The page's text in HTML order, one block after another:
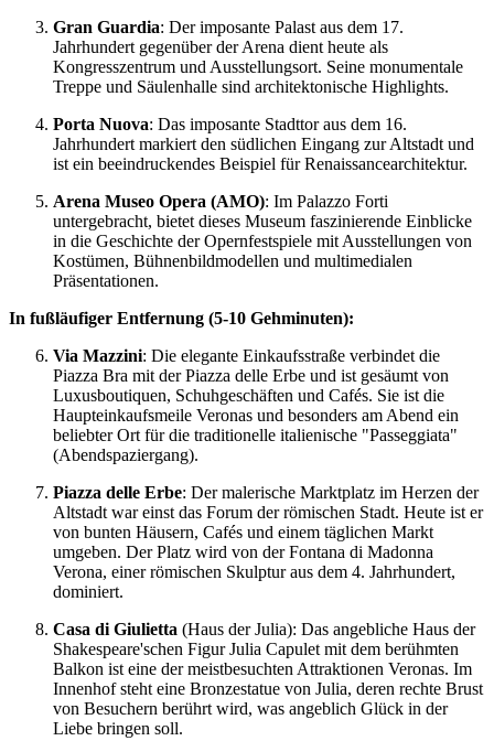
Gran Guardia: Der imposante Palast aus dem 17.
Jahrhundert gegenüber der Arena dient heute als
Kongresszentrum und Ausstellungsort. Seine monumentale
Treppe und Säulenhalle sind architektonische Highlights.
Porta Nuova: Das imposante Stadttor aus dem 16.
Jahrhundert markiert den südlichen Eingang zur Altstadt und
ist ein beeindruckendes Beispiel für Renaissancearchitektur.
Arena Museo Opera (AMO): Im Palazzo Forti
untergebracht, bietet dieses Museum faszinierende Einblicke
in die Geschichte der Opernfestspiele mit Ausstellungen von
Kostümen, Bühnenbildmodellen und multimedialen
Präsentationen.
In fußläufiger Entfernung (5-10 Gehminuten):
Via Mazzini: Die elegante Einkaufsstraße verbindet die
Piazza Bra mit der Piazza delle Erbe und ist gesäumt von
Luxusboutiquen, Schuhgeschäften und Cafés. Sie ist die
Haupteinkaufsmeile Veronas und besonders am Abend ein
beliebter Ort für die traditionelle italienische "Passeggiata"
(Abendspaziergang).
Piazza delle Erbe: Der malerische Marktplatz im Herzen der
Altstadt war einst das Forum der römischen Stadt. Heute ist er
von bunten Häusern, Cafés und einem täglichen Markt
umgeben. Der Platz wird von der Fontana di Madonna
Verona, einer römischen Skulptur aus dem 4. Jahrhundert,
dominiert.
Casa di Giulietta (Haus der Julia): Das angebliche Haus der
Shakespeare'schen Figur Julia Capulet mit dem berühmten
Balkon ist eine der meistbesuchten Attraktionen Veronas. Im
Innenhof steht eine Bronzestatue von Julia, deren rechte Brust
von Besuchern berührt wird, was angeblich Glück in der
Liebe bringen soll.